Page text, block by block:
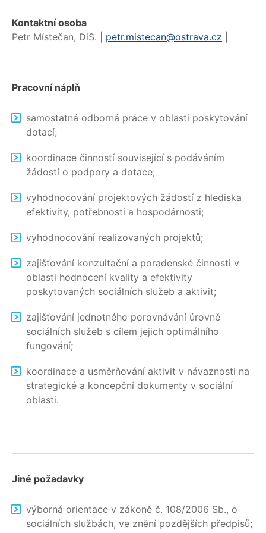
Kontaktní osoba
Petr Místečan, DiS. | petr.mistecan@ostrava.cz
Pracovní náplň
samostatná odborná práce v oblasti poskytování
dotací;
koordinace činností související s podáváním
žádostí o podpory a dotace;
vyhodnocování projektových žádostí z hlediska
efektivity, potřebnosti a hospodárnosti;
vyhodnocování realizovaných projektů;
zajišťování konzultační a poradenské činnosti v
oblasti hodnocení kvality a efektivity
poskytovaných sociálních služeb a aktivit;
zajišťování jednotného porovnávání úrovně
sociálních služeb s cílem jejich optimálního
fungování;
koordinace a usměrňování aktivit v návaznosti na
strategické a koncepční dokumenty v sociální
oblasti.
Jiné požadavky
výborná orientace v zákoně č. 108/2006 Sb., o
sociálních službách, ve znění pozdějších předpisů;